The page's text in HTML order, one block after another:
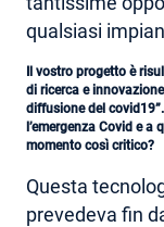
qualsiasi
Il vostro progetto è
di ricerca e
diffusione del
l’emergenza Covid e
momento così critico?
Questa
prevedeva fin